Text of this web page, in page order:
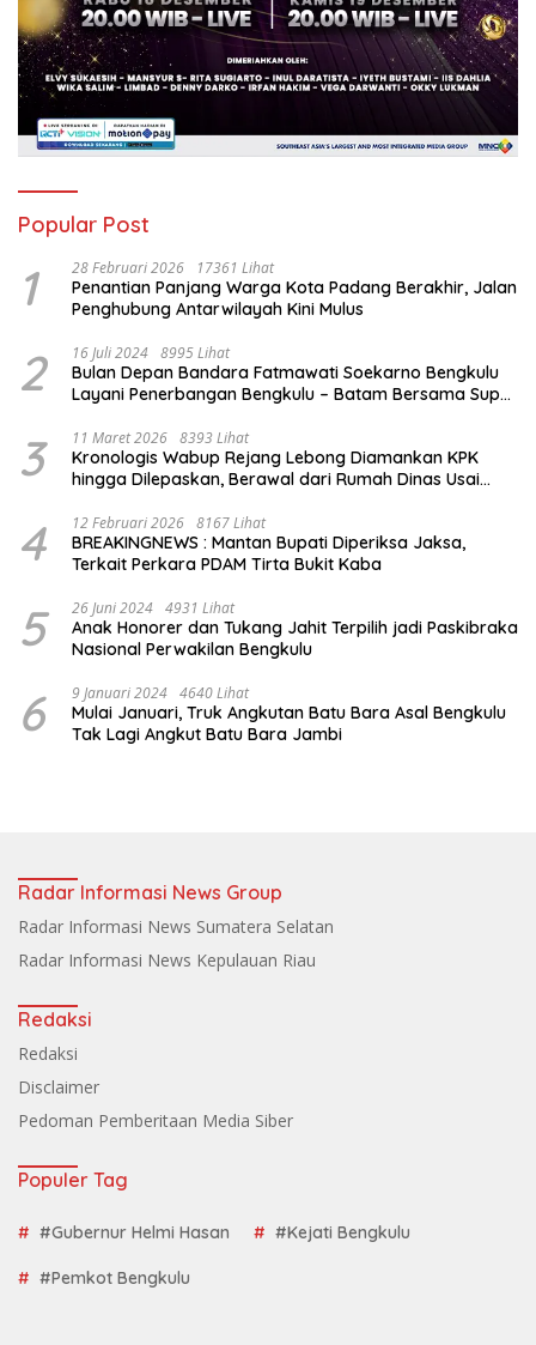
Popular Post
1 28 Februari 2026 17361 Lihat
Penantian Panjang Warga Kota Padang Berakhir, Jalan
Penghubung Antarwilayah Kini Mulus
2 16 Juli 2024 8995 Lihat
Bulan Depan Bandara Fatmawati Soekarno Bengkulu
Layani Penerbangan Bengkulu – Batam Bersama Super
3 11 Maret 2026 8393 Lihat
Kronologis Wabup Rejang Lebong Diamankan KPK
hingga Dilepaskan, Berawal dari Rumah Dinas Usai
4 12 Februari 2026 8167 Lihat
BREAKINGNEWS : Mantan Bupati Diperiksa Jaksa,
Terkait Perkara PDAM Tirta Bukit Kaba
5 26 Juni 2024 4931 Lihat
Anak Honorer dan Tukang Jahit Terpilih jadi Paskibraka
Nasional Perwakilan Bengkulu
6 9 Januari 2024 4640 Lihat
Mulai Januari, Truk Angkutan Batu Bara Asal Bengkulu
Tak Lagi Angkut Batu Bara Jambi
Radar Informasi News Group
Radar Informasi News Sumatera Selatan
Radar Informasi News Kepulauan Riau
Redaksi
Redaksi
Disclaimer
Pedoman Pemberitaan Media Siber
Populer Tag
#Gubernur Helmi Hasan #Kejati Bengkulu
#Pemkot Bengkulu